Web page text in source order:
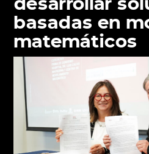
basadas en
matemáticos